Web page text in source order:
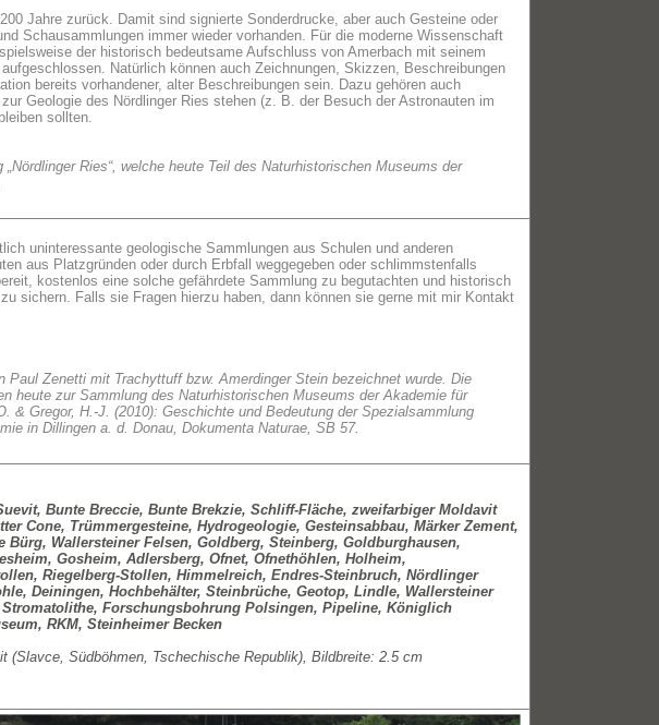
Jahre zurück. Damit sind signierte Sonderdrucke, aber auch Gesteine oder
Schausammlungen immer wieder vorhanden. Für die moderne Wissenschaft
der historisch bedeutsame Aufschluss von Amerbach mit seinem
Natürlich können auch Zeichnungen, Skizzen, Beschreibungen
bereits vorhandener, alter Beschreibungen sein. Dazu gehören auch
Geologie des Nördlinger Ries stehen (z. B. der Besuch der Astronauten im
sollten.
Ries“, welche heute Teil des Naturhistorischen Museums der
uninteressante geologische Sammlungen aus Schulen und anderen
aus Platzgründen oder durch Erbfall weggegeben oder schlimmstenfalls
kostenlos eine solche gefährdete Sammlung zu begutachten und historisch
sichern. Falls sie Fragen hierzu haben, dann können sie gerne mit mir Kontakt
Zenetti mit Trachyttuff bzw. Amerdinger Stein bezeichnet wurde. Die
heute zur Sammlung des Naturhistorischen Museums der Akademie für
& Gregor, H.-J. (2010): Geschichte und Bedeutung der Spezialsammlung
in Dillingen a. d. Donau, Dokumenta Naturae, SB 57.
Bunte Breccie, Bunte Brekzie, Schliff-Fläche, zweifarbiger Moldavit
Cone, Trümmergesteine, Hydrogeologie, Gesteinsabbau, Märker Zement,
Wallersteiner Felsen, Goldberg, Steinberg, Goldburghausen,
Gosheim, Adlersberg, Ofnet, Ofnethöhlen, Holheim,
Riegelberg-Stollen, Himmelreich, Endres-Steinbruch, Nördlinger
Deiningen, Hochbehälter, Steinbrüche, Geotop, Lindle, Wallersteiner
Forschungsbohrung Polsingen, Pipeline, Königlich
RKM, Steinheimer Becken
(Slavce, Südböhmen, Tschechische Republik), Bildbreite: 2.5 cm